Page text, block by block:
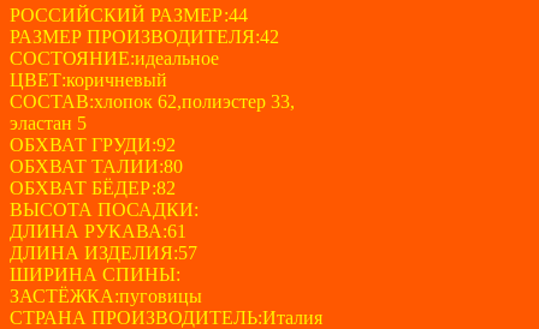
составляла
6000 ₽.
1050 ₽.
РОССИЙСКИЙ РАЗМЕР:44
РАЗМЕР ПРОИЗВОДИТЕЛЯ:42
СОСТОЯНИЕ:идеальное
ЦВЕТ:коричневый
СОСТАВ:хлопок 62,полиэстер 33,
эластан 5
ОБХВАТ ГРУДИ:92
ОБХВАТ ТАЛИИ:80
ОБХВАТ БЁДЕР:82
ВЫСОТА ПОСАДКИ:
ДЛИНА РУКАВА:61
ДЛИНА ИЗДЕЛИЯ:57
ШИРИНА СПИНЫ:
ЗАСТЁЖКА:пуговицы
СТРАНА ПРОИЗВОДИТЕЛЬ:Италия